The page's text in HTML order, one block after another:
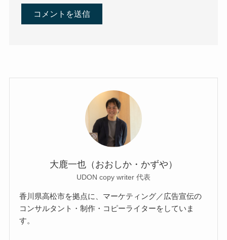
大鹿一也（おおしか・かずや）
UDON copy writer 代表
香川県高松市を拠点に、マーケティング／広告宣伝の
コンサルタント・制作・コピーライターをしていま
す。